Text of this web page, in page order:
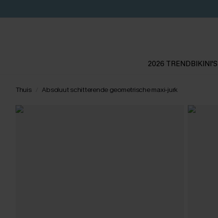
2026 TRENDBIKINI'S
Thuis Absoluut schitterende geometrische maxi-jurk